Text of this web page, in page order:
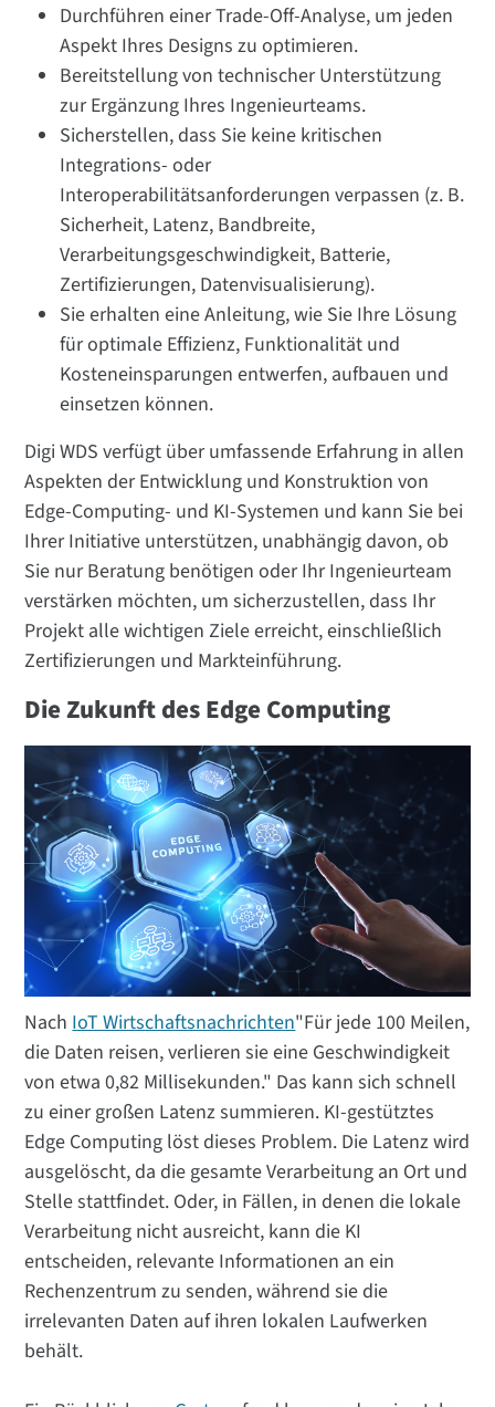
Durchführen einer Trade-Off-Analyse, um jeden
Aspekt Ihres Designs zu optimieren.
Bereitstellung von technischer Unterstützung
zur Ergänzung Ihres Ingenieurteams.
Sicherstellen, dass Sie keine kritischen
Integrations- oder
Interoperabilitätsanforderungen verpassen (z. B.
Sicherheit, Latenz, Bandbreite,
Verarbeitungsgeschwindigkeit, Batterie,
Zertifizierungen, Datenvisualisierung).
Sie erhalten eine Anleitung, wie Sie Ihre Lösung
für optimale Effizienz, Funktionalität und
Kosteneinsparungen entwerfen, aufbauen und
einsetzen können.
Digi WDS verfügt über umfassende Erfahrung in allen
Aspekten der Entwicklung und Konstruktion von
Edge-Computing- und KI-Systemen und kann Sie bei
Ihrer Initiative unterstützen, unabhängig davon, ob
Sie nur Beratung benötigen oder Ihr Ingenieurteam
verstärken möchten, um sicherzustellen, dass Ihr
Projekt alle wichtigen Ziele erreicht, einschließlich
Zertifizierungen und Markteinführung.
Die Zukunft des Edge Computing
Nach IoT Wirtschaftsnachrichten"Für jede 100 Meilen,
die Daten reisen, verlieren sie eine Geschwindigkeit
von etwa 0,82 Millisekunden." Das kann sich schnell
zu einer großen Latenz summieren. KI-gestütztes
Edge Computing löst dieses Problem. Die Latenz wird
ausgelöscht, da die gesamte Verarbeitung an Ort und
Stelle stattfindet. Oder, in Fällen, in denen die lokale
Verarbeitung nicht ausreicht, kann die KI
entscheiden, relevante Informationen an ein
Rechenzentrum zu senden, während sie die
irrelevanten Daten auf ihren lokalen Laufwerken
behält.